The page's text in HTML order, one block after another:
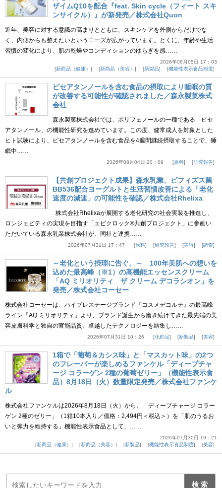
ザイムQ10を配合『feat. Skin cycle（フィート スキ
ンサイクル）』が新発売／株式会社Quon
近年、美容に対する意識の高まりとともに、スキンケアを外側からだけでな
く、内側からも整えたいというニーズが広がっています。とくに、年齢や生活
習慣の変化により、肌の乾燥やコンディションのゆらぎを感……
2026年08月05日 17：03
新商品（健康）
新商品（美容） 新製品 機能性表示食品制度
ピセアタンノールを含む食品の摂取により睡眠の質
が改善する可能性が確認されました／森永製菓株式
会社
森永製菓株式会社では、ポリフェノールの一種である「ピセ
アタンノール」の機能性研究を進めています。この度、健常成人を対象とした
ヒト試験により、ピセアタンノールを含む食品を4週間継続摂取することで、睡
眠中……
2026年08月04日 20：09 原料 研究報告
【共創プロジェクト成果】森永乳業、ビフィズス菌
BB536配合ヨーグルトと生活習慣改善による「老化
速度の減速」の可能性を確認／株式会社Rhelixa
株式会社Rhelixaが展開する老化研究の社会実装を推進し、
ロンジェビティの実現を目指す「エピクロック®共創プロジェクト」に参画い
ただいている森永乳業株式会社が、同社と連携……
2026年07月31日 17：47 原料 研究報告 美容 調査
～老化という摂理に告ぐ。～ 100年美肌への想いを
込めた最高峰（※1）の高機能エッセンスクリーム
「AQ ミリオリティ ザ クリーム デコラシオン」を
発売／株式会社コーセー
株式会社コーセーは、ハイプレステージブランド『コスメデコルテ』の最高峰
ライン「AQ ミリオリティ」より、ブランド誕生から磨き続けてきた最先端の美
容皮膚科学と独自の官能品質、卓越したテクノロジーを結集し……
2026年07月31日 10：26 化粧品 新製品 美容
1箱で「葡萄＆カシス味」と「マスカット味」の2つ
のフレーバーが楽しめるファンケル「ディープチャ
ージ コラーゲン 2種の葡萄ゼリー」（機能性表示食
品）8月18日（火）数量限定発売／株式会社ファンケ
ル
株式会社ファンケルは2026年8月18日（火）から、「ディープチャージ コラー
ゲン 2種のゼリー」（1箱10本入り／価格：2,494円＜税込＞）を「肌のうるお
いと弾力を維持する」機能性表示食品として、……
2026年07月30日 19：21
新商品（健康）
新商品（美容） 新製品 機能性表示食品制度 美容